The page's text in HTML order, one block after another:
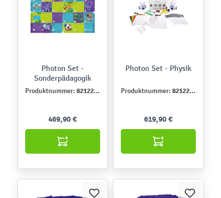
Photon Set -
Sonderpädagogik
Produktnummer: 821224DE
469,90 €
Photon Set - Physik
Produktnummer: 821222DE
619,90 €